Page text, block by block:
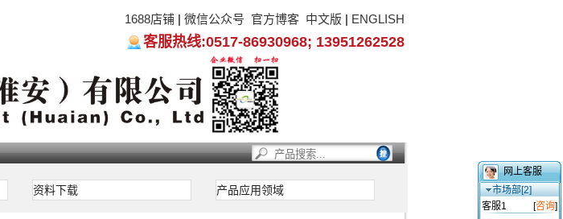
1688店铺 | 微信公众号 官方博客 中文版 | ENGLISH
客服热线:0517-86930968; 13951262528
资料下载 产品应用领域
网上客服
市场部[2]
客服1
[咨询]